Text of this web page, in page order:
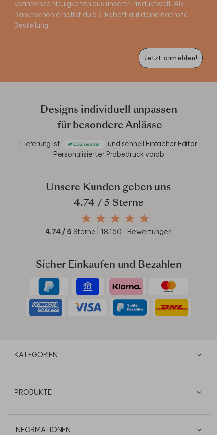
spannende Neuigkeiten aus unserer Produktwelt. Als
Dankeschön erhältst du 5 € Rabatt auf deine nächste
Bestellung.
Jetzt anmelden!
Designs individuell anpassen
für besondere Anlässe
Lieferung ist und schnell Einfacher Editor
Personalisierter Probedruck vorab
Unsere Kunden geben uns
4.74/ 5 Sterne
4.74 / 5 Sterne | 18.150+ Bewertungen
Sicher Einkaufen und Bezahlen
KATEGORIEN
PRODUKTE
INFORMATIONEN